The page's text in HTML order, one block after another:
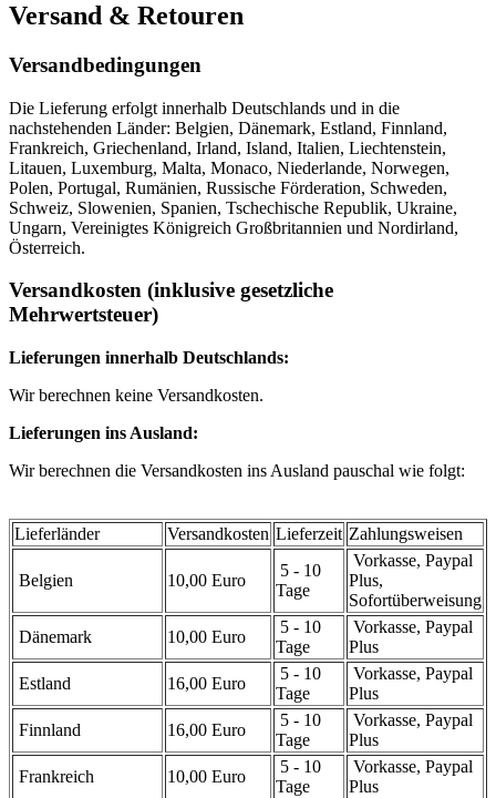
Versand & Retouren
Versandbedingungen
Die Lieferung erfolgt innerhalb Deutschlands und in die
nachstehenden Länder: Belgien, Dänemark, Estland, Finnland,
Frankreich, Griechenland, Irland, Island, Italien, Liechtenstein,
Litauen, Luxemburg, Malta, Monaco, Niederlande, Norwegen,
Polen, Portugal, Rumänien, Russische Förderation, Schweden,
Schweiz, Slowenien, Spanien, Tschechische Republik, Ukraine,
Ungarn, Vereinigtes Königreich Großbritannien und Nordirland,
Österreich.
Versandkosten (inklusive gesetzliche
Mehrwertsteuer)
Lieferungen innerhalb Deutschlands:
Wir berechnen keine Versandkosten.
Lieferungen ins Ausland:
Wir berechnen die Versandkosten ins Ausland pauschal wie folgt:
Lieferländer Versandkosten Lieferzeit Zahlungsweisen
Belgien 10,00 Euro
5 - 10
Tage
Vorkasse, Paypal
Plus,
Sofortüberweisung
Dänemark
10,00 Euro
5 - 10
Tage
Vorkasse, Paypal
Plus
Estland
16,00 Euro
5 - 10
Tage
Vorkasse, Paypal
Plus
Finnland
16,00 Euro
5 - 10
Tage
Vorkasse, Paypal
Plus
Frankreich
10,00 Euro
5 - 10
Tage
Vorkasse, Paypal
Plus